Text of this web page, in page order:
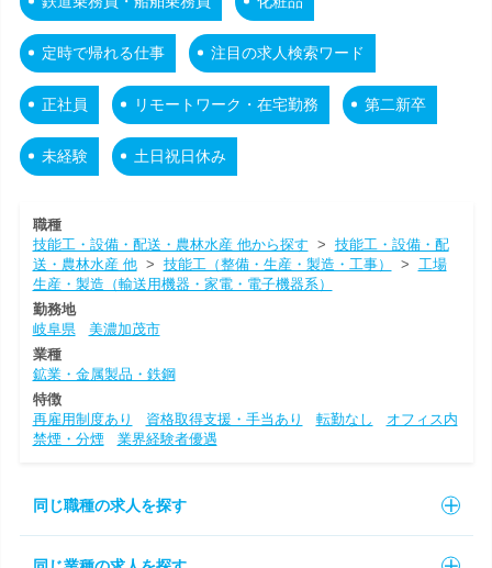
定時で帰れる仕事 注目の求人検索ワード
正社員 リモートワーク・在宅勤務 第二新卒
未経験 土日祝日休み
職種
技能工・設備・配送・農林水産 他から探す > 技能工・設備・配
送・農林水産 他> 技能工（整備・生産・製造・工事） > 工場
生産・製造（輸送用機器・家電・電子機器系）
勤務地
岐阜県
美濃加茂市
業種
鉱業・金属製品・鉄鋼
特徴
再雇用制度あり
資格取得支援・手当あり 転勤なし
オフィス内
禁煙・分煙
業界経験者優遇
同じ職種の求人を探す